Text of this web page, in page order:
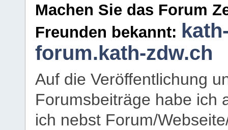
Machen Sie das Forum
Freunden bekannt:
forum.kath-zdw.ch
Auf die Veröffentlichung
Forumsbeiträge habe ich
ich nebst Forum/